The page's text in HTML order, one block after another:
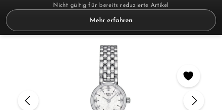
Nicht gültig für bereits reduzierte Artikel
Mehr erfahren